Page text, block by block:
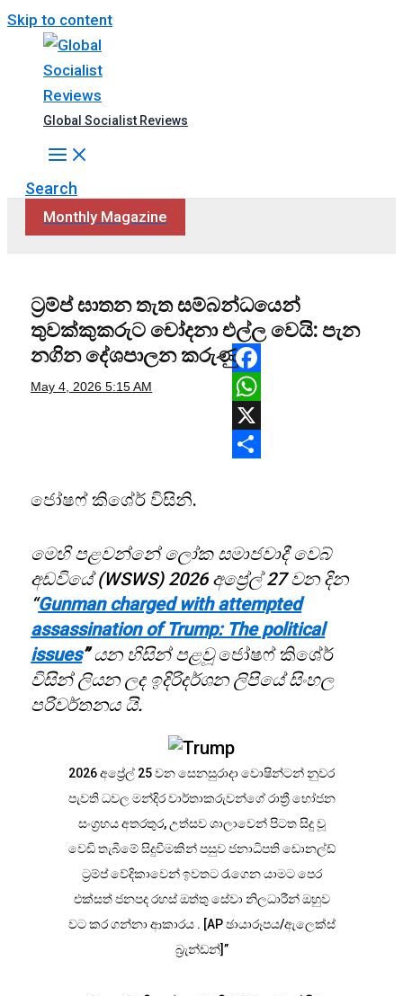
Skip to content
Global Socialist Reviews
Search
Monthly Magazine
ට්‍රම්ප් ඝාතන තැත සම්බන්ධයෙන්
තුවක්කුකරුට චෝදනා එල්ල වෙයි: පැන
නගින දේශපාලන කරුණු
May 4, 2026 5:15 AM
Facebook
WhatsApp
X
ජෝෂෆ් කිශේර් විසිනි.
මෙහි පළවන්නේ ලෝක සමාජවාදී වෙබ්
අඩවියේ (WSWS) 2026 අප්‍රේල් 27 වන දින
“Gunman charged with attempted
assassination of Trump: The political
issues”යන හිසින් පළවූජෝෂෆ් කිශේර්
විසින් ලියන ලද ඉදිරිදර්ශන ලිපියේ සිංහල
පරිවර්තනය යි.
2026 අප්‍රේල් 25 වන සෙනසුරාදා වොෂින්ටන් නුවර
පැවති ධවල මන්දිර වාර්තාකරුවන්ගේ රාත්‍රී භෝජන
සංග්‍රහය අතරතුර, උත්සව ශාලාවෙන් පිටත සිදු වූ
වෙඩි තැබීමේ සිදුවීමකින් පසුව ජනාධිපති ඩොනල්ඩ්
ට්‍රම්ප් වේදිකාවෙන් ඉවතට රැගෙන යාමට පෙර
එක්සත් ජනපද රහස් ඔත්තු සේවා නිලධාරීන් ඔහුව
වට කර ගන්නා ආකාරය . [AP ඡායාරූපය/ඇලෙක්ස්
බ්‍රැන්ඩන්]”